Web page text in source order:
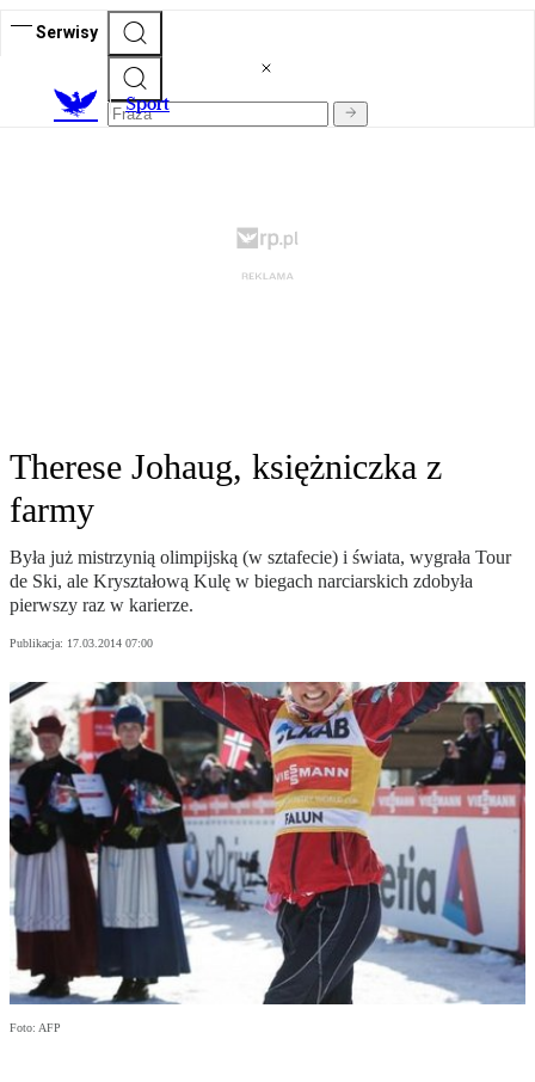
Serwisy
Sport
Therese Johaug, księżniczka z
farmy
Była już mistrzynią olimpijską (w sztafecie) i świata, wygrała Tour
de Ski, ale Kryształową Kulę w biegach narciarskich zdobyła
pierwszy raz w karierze.
Publikacja: 17.03.2014 07:00
Foto: AFP